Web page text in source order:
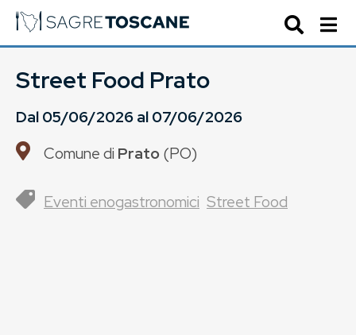
Street Food Prato
Dal05/06/2026al07/06/2026
Comune di Prato(PO)
Eventi enogastronomici Street Food